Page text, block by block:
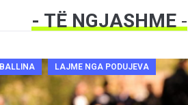
- TË NGJASHME-
BALLINA LAJME NGA PODUJEVA